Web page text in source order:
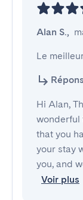
Alan S.,
Le
Hi Alan,
wonderful
that you
your stay
you, and
Voir plus